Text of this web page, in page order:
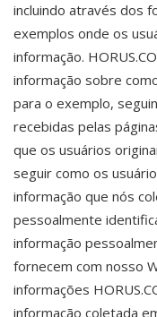
incluindo através dos
exemplos onde os
informação.
informação sobre
para o exemplo,
recebidas pelas
que os usuários
seguir como os
informação que nós
pessoalmente
informação
fornecem com nosso
informações
informação coletada